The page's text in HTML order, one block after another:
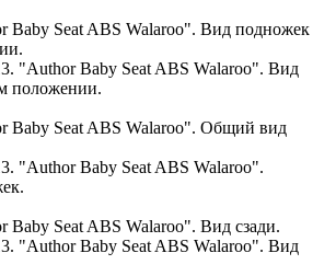
"Author Baby Seat ABS Walaroo". Вид
положении.
"Author Baby Seat ABS Walaroo".
"Author Baby Seat ABS Walaroo". Вид